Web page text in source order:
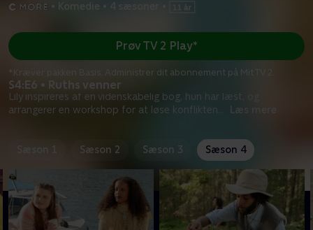
• Komedie • 4 sæsoner
S4:E6 • Ruths venner
Lily inspireres af en videnskabelig bog, hun har læst, og
arrangerer en workshop for at løse konflikten
Læs mere
Prøv TV 2 Play*
*Kræver pakken Basis. Administrer dit abonnement på Mit TV 2.
Sæson 1 Sæson 2 Sæson 3 Sæson 4